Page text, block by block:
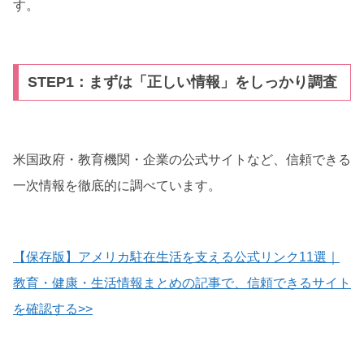
す。
STEP1： まずは「正しい情報」をしっかり調査
米国政府・教育機関・企業の公式サイトなど、信頼できる
一次情報を徹底的に調べています。
【保存版】アメリカ駐在生活を支える公式リンク11選｜
教育・健康・生活情報まとめの記事で、信頼できるサイト
を確認する>>